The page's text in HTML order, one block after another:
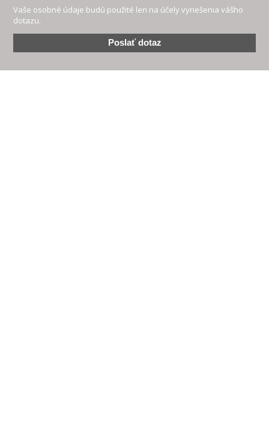
Vaše osobné údaje budú použité len na účely vyriešenia vášho
dotazu.
Poslať dotaz